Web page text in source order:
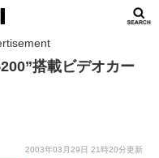
搭載ビデオカー
2003年03月29日 21時20分更新